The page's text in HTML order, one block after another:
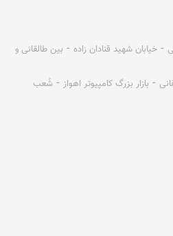
⁃ خیابان شهید قنادان زاده ⁃ بین طالقانی و
⁃ بازار بزرگ کامپیوتر اهواز ⁃ شُعب